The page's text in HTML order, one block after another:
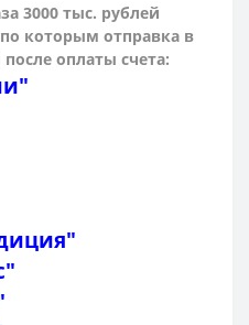
3000 тыс. рублей
которым отправка в
оплаты счета: